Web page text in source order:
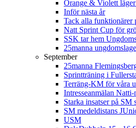
Orange & Violett
Inför nästa år
Tack alla funktionärer
Natt Sprint Cup för
SSK tar hem
25manna
September
25manna
Sprintträning i
Terräng-KM för våra
Intresseanmälan
Starka insatser på SM
SM medeldistans
USM